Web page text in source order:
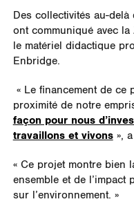
Des collectivités au-delà
ont communiqué avec
le matériel didactique
Enbridge.
« Le financement de ce
proximité de notre
façon pour nous
travaillons et vivons», a
« Ce projet montre bien
ensemble et de
sur l’environnement. »